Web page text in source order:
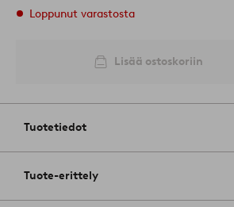
Loppunut varastosta
Lisää ostoskoriin
Tuotetiedot
Tuote-erittely